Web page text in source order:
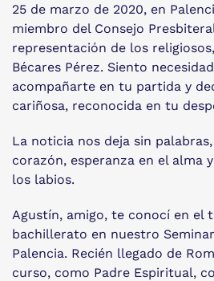
25 de marzo de 2020, en
miembro del Consejo
representación de los
Bécares Pérez. Siento
acompañarte en tu partida y
cariñosa, reconocida en tu
La noticia nos deja sin
corazón, esperanza en el alma
los labios.
Agustín, amigo, te conocí en el
bachillerato en nuestro
Palencia. Recién llegado de
curso, como Padre Espiritual,